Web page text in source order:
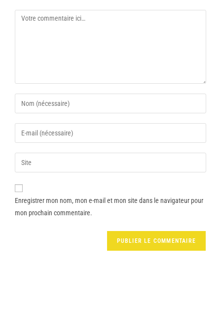
Enregistrer mon nom, mon e-mail et mon site dans le navigateur pour
mon prochain commentaire.